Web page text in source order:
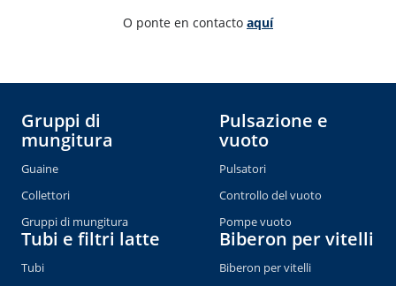
O ponte en contacto aquí
Gruppi di
mungitura
Guaine
Collettori
Gruppi di mungitura
Tubi e filtri latte
Tubi
Pulsazione e
vuoto
Pulsatori
Controllo del vuoto
Pompe vuoto
Biberon per vitelli
Biberon per vitelli